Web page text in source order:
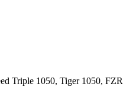
Triple 1050, Tiger 1050, FZR